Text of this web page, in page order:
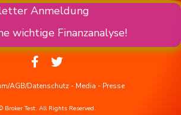
Anmeldung
wichtige Finanzanalyse!
AGB/Datenschutz- Media - Presse
Broker Test. All Rights Reserved.